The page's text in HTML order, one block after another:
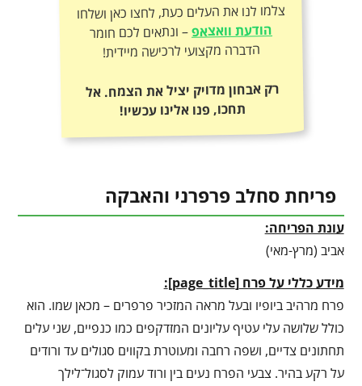
צלמו לנו את העלים כעת, לחצו כאן ושלחו
הודעת וואצאפ– ונתאים לכם חומר
הדברה מקצועי לרכישה מיידית!
רק אבחון מדויק יציל את הצמח. אל
תחכו, פנו אלינו עכשיו!
פריחת סחלב פרפרני והאבקה
עונת הפריחה:
אביב (מרץ-מאי)
מידע כללי על פרח[
page_title
]
:
פרח מרהיב ביופיו ובעל מראה המזכיר פרפרים – מכאן שמו. הוא
כולל שלושה עלי עטיף עליונים המזדקפים כמו כנפיים, שני עלים
תחתונים צדיים, ושפה רחבה ומעוטרת בקווים סגולים עד ורודים
על רקע בהיר. צבעי הפרח נעים בין ורוד עמוק לסגול־לילך